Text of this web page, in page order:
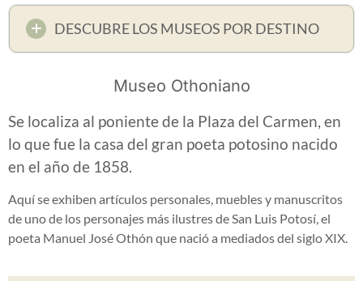
DESCUBRE LOS MUSEOS POR DESTINO
Museo Othoniano
Se localiza al poniente de la Plaza del Carmen, en
lo que fue la casa del gran poeta potosino nacido
en el año de 1858.
Aquí se exhiben artículos personales, muebles y manuscritos
de uno de los personajes más ilustres de San Luis Potosí, el
poeta Manuel José Othón que nació a mediados del siglo XIX.